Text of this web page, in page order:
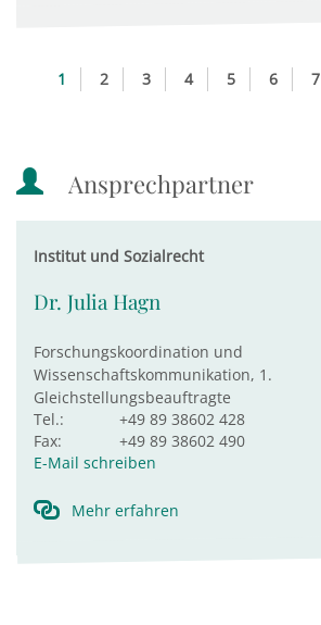
1 2 3 4 5 6 7
Ansprechpartner
Institut und Sozialrecht
Dr. Julia Hagn
Forschungskoordination und
Wissenschaftskommunikation, 1.
Gleichstellungsbeauftragte
Tel.:
+49 89 38602 428
Fax:
+49 89 38602 490
E-Mail schreiben
Mehr erfahren